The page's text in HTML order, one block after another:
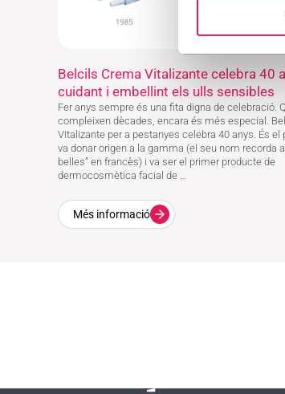
Belcils Crema Vitalizante celebra 40
cuidant i embellint els ulls sensibles
Fer anys sempre és una fita digna de celebració.
compleixen dècades, encara és més especial.
Vitalizante per a pestanyes celebra 40 anys. És el
va donar origen a la gamma (el seu nom recorda
belles” en francès) i va ser el primer producte de
dermocosmètica facial de …
Més informació